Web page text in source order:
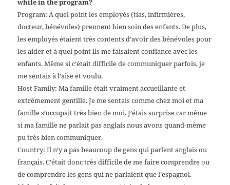
while in the program?
Program: À quel point les employés (tías, infirmières,
docteur, bénévoles) prennent bien soin des enfants. De plus,
les employés étaient très contents d’avoir des bénévoles pour
les aider et à quel point ils me faisaient confiance avec les
enfants. Même si c’était difficile de communiquer parfois, je
me sentais à l’aise et voulu.
Host Family: Ma famille était vraiment accueillante et
extrêmement gentille. Je me sentais comme chez moi et ma
famille s’occupait très bien de moi. J’étais surprise car même
si ma famille ne parlait pas anglais nous avons quand-même
pu très bien communiquer.
Country: Il n’y a pas beaucoup de gens qui parlent anglais ou
français. C’était donc très difficile de me faire comprendre ou
de comprendre les gens qui ne parlaient que l’espagnol.